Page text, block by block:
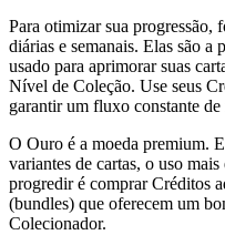
Para otimizar sua progressão,
diárias e semanais. Elas são
usado para aprimorar suas
Nível de Coleção. Use seus
garantir um fluxo constante de
O Ouro é a moeda premium.
variantes de cartas, o uso
progredir é comprar Créditos
(bundles) que oferecem um
Colecionador.